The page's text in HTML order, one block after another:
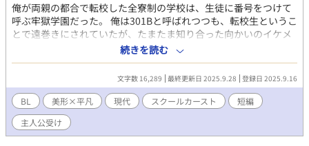
俺が両親の都合で転校した全寮制の学校は、生徒に番号をつけて
呼ぶ牢獄学園だった。 俺は301Bと呼ばれつつも、転校生というこ
とで遠巻きにされていたが、たまたま知り合った向かいのイケメ
ン325Aと意気投合した。次第にこの学園はもともとこうではな
く、ある男が入学してきてから変貌したことを知り……。 綺麗で
面倒見はいいが自分のことを話さないイケメン。 帰ってこない同
室の同級生。 毎夜行われるミサと呼ばれる何か。 特権階級と呼ば
れる生徒たちの存在。 俺は無事にここから卒業できるのか……。
向かいの部屋のイケメン✖️平凡ぼっち主人公。主人公が受けで、
主人公が精神的にも肉体的にも性的にも痛い目にあう作品です。
結末はハピエン。
続きを読む
文字数 16,289 最終更新日 2025.9.28 登録日 2025.9.16
BL 美形×平凡 現代 スクールカースト
短編
主人公受け